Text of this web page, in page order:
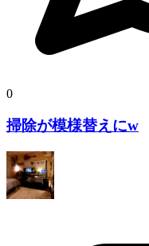
0
掃除が模様替えにw